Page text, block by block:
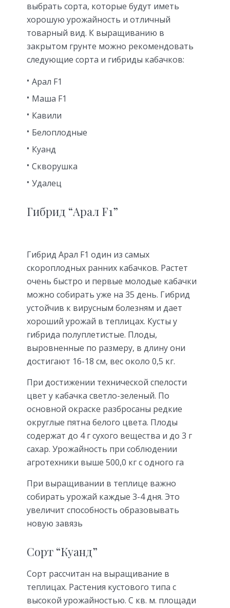
выбрать сорта, которые будут иметь
хорошую урожайность и отличный
товарный вид. К выращиванию в
закрытом грунте можно рекомендовать
следующие сорта и гибриды кабачков:
Арал F1
Маша F1
Кавили
Белоплодные
Куанд
Скворушка
Удалец
Гибрид “Арал F1”
Гибрид Арал F1 один из самых
скороплодных ранних кабачков. Растет
очень быстро и первые молодые кабачки
можно собирать уже на 35 день. Гибрид
устойчив к вирусным болезням и дает
хороший урожай в теплицах. Кусты у
гибрида полуплетистые. Плоды,
выровненные по размеру, в длину они
достигают 16-18 см, вес около 0,5 кг.
При достижении технической спелости
цвет у кабачка светло-зеленый. По
основной окраске разбросаны редкие
округлые пятна белого цвета. Плоды
содержат до 4 г сухого вещества и до 3 г
сахар. Урожайность при соблюдении
агротехники выше 500,0 кг с одного га
При выращивании в теплице важно
собирать урожай каждые 3-4 дня. Это
увеличит способность образовывать
новую завязь
Сорт “Куанд”
Сорт рассчитан на выращивание в
теплицах. Растения кустового типа с
высокой урожайностью. С кв. м. площади